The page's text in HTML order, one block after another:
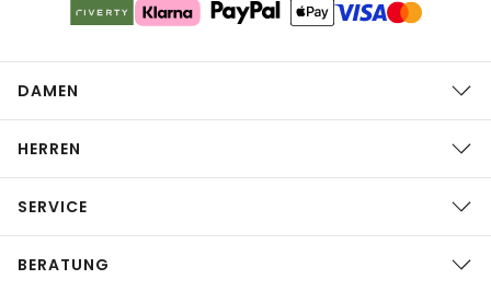
DAMEN
HERREN
SERVICE
BERATUNG